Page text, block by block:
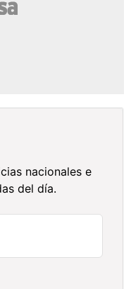
nacionales e
del día.